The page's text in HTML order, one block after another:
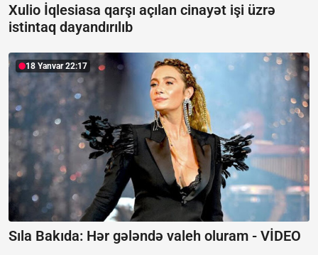
Xulio İqlesiasa qarşı açılan cinayət işi üzrə
istintaq dayandırılıb
18 Yanvar 22:17
Sıla Bakıda: Hər gələndə valeh oluram - VİDEO